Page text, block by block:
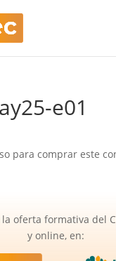
e01
para comprar este
oferta formativa del
y online, en: